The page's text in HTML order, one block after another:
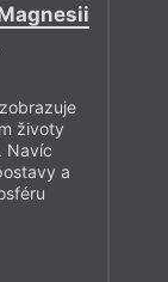
životy
Navíc
a